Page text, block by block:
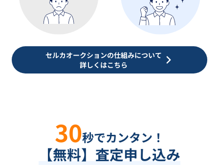
セルカオークションの仕組みについて
詳しくはこちら
30秒でカンタン！
【無料】査定申し込み